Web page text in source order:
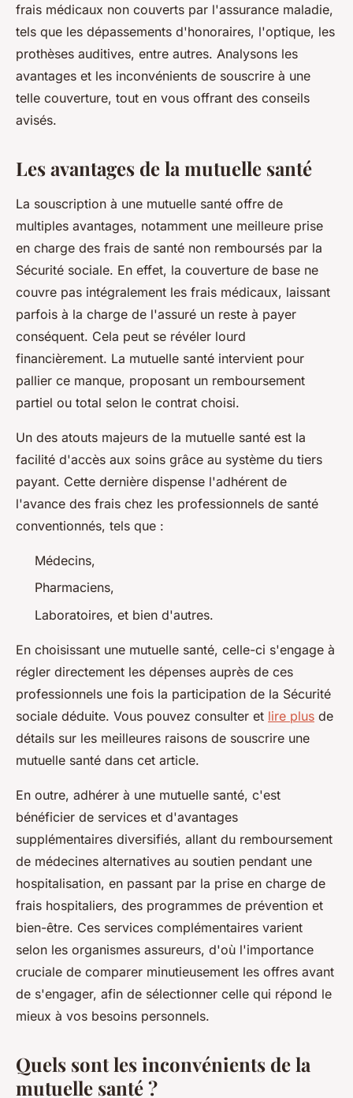
frais médicaux non couverts par l'assurance maladie,
tels que les dépassements d'honoraires, l'optique, les
prothèses auditives, entre autres. Analysons les
avantages et les inconvénients de souscrire à une
telle couverture, tout en vous offrant des conseils
avisés.
Les avantages de la mutuelle santé
La souscription à une mutuelle santé offre de
multiples avantages, notamment une meilleure prise
en charge des frais de santé non remboursés par la
Sécurité sociale. En effet, la couverture de base ne
couvre pas intégralement les frais médicaux, laissant
parfois à la charge de l'assuré un reste à payer
conséquent. Cela peut se révéler lourd
financièrement. La mutuelle santé intervient pour
pallier ce manque, proposant un remboursement
partiel ou total selon le contrat choisi.
Un des atouts majeurs de la mutuelle santé est la
facilité d'accès aux soins grâce au système du tiers
payant. Cette dernière dispense l'adhérent de
l'avance des frais chez les professionnels de santé
conventionnés, tels que :
Médecins,
Pharmaciens,
Laboratoires, et bien d'autres.
En choisissant une mutuelle santé, celle-ci s'engage à
régler directement les dépenses auprès de ces
professionnels une fois la participation de la Sécurité
sociale déduite. Vous pouvez consulter et lire plus de
détails sur les meilleures raisons de souscrire une
mutuelle santé dans cet article.
En outre, adhérer à une mutuelle santé, c'est
bénéficier de services et d'avantages
supplémentaires diversifiés, allant du remboursement
de médecines alternatives au soutien pendant une
hospitalisation, en passant par la prise en charge de
frais hospitaliers, des programmes de prévention et
bien-être. Ces services complémentaires varient
selon les organismes assureurs, d'où l'importance
cruciale de comparer minutieusement les offres avant
de s'engager, afin de sélectionner celle qui répond le
mieux à vos besoins personnels.
Quels sont les inconvénients de la
mutuelle santé ?